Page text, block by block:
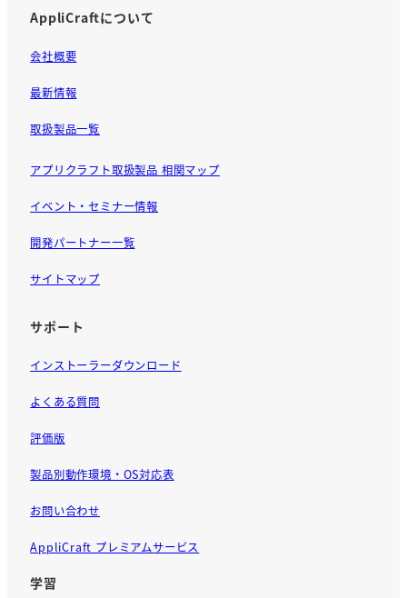
AppliCraftについて
会社概要
最新情報
取扱製品一覧
アプリクラフト取扱製品 相関マップ
イベント・セミナー情報
開発パートナー一覧
サイトマップ
サポート
インストーラーダウンロード
よくある質問
評価版
製品別動作環境・OS対応表
お問い合わせ
AppliCraft プレミアムサービス
学習